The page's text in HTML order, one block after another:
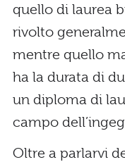
quello di laurea
rivolto
mentre quello
ha la durata di
un diploma di
campo
Oltre a parlarvi